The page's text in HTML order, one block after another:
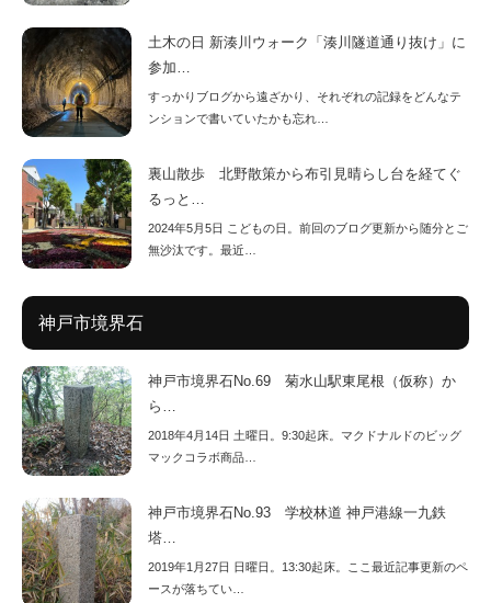
土木の日 新湊川ウォーク「湊川隧道通り抜け」に
参加…
すっかりブログから遠ざかり、それぞれの記録をどんなテ
ンションで書いていたかも忘れ…
裏山散歩 北野散策から布引見晴らし台を経てぐ
るっと…
2024年5月5日 こどもの日。前回のブログ更新から随分とご
無沙汰です。最近…
神戸市境界石
神戸市境界石No.69 菊水山駅東尾根（仮称）か
ら…
2018年4月14日 土曜日。9:30起床。マクドナルドのビッグ
マックコラボ商品…
神戸市境界石No.93 学校林道 神戸港線一九鉄
塔…
2019年1月27日 日曜日。13:30起床。ここ最近記事更新のペ
ースが落ちてい…